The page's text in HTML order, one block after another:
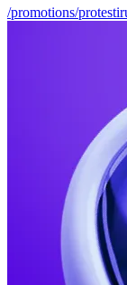
/promotions/